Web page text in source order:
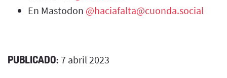
En Mastodon @haciafalta@cuonda.social
PUBLICADO: 7 abril 2023